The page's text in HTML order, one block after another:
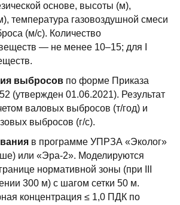
основе, высоты (м),
температура газовоздушной смеси
(м/с). Количество
— не менее 10–15; для I
выбросов по форме Приказа
(утвержден 01.06.2021). Результат
валовых выбросов (т/год) и
выбросов (г/с).
в программе УПРЗА «Эколог»
или «Эра-2». Моделируются
нормативной зоны (при III
300 м) с шагом сетки 50 м.
концентрация ≤ 1,0 ПДК по